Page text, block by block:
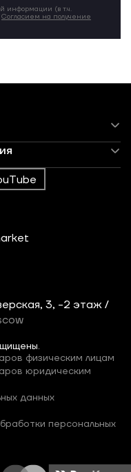
информации (в т.ч.
Согласием на получение
3, -2 этаж /
физическим лицам
юридическим
данных
персональных